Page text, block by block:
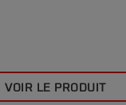
VOIR LE PRODUIT